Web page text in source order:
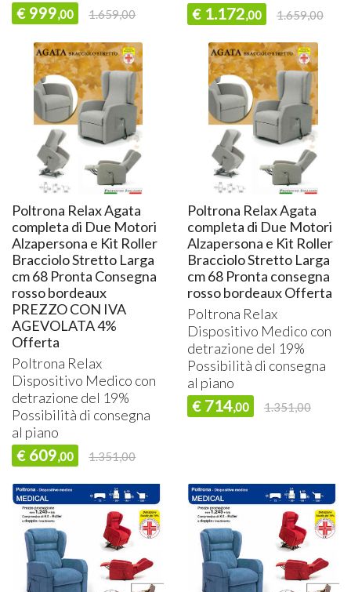
€ 999,00 1.659,00
€ 1.172,00 1.659,00
Poltrona Relax Agata
completa di Due Motori
Alzapersona e Kit Roller
Bracciolo Stretto Larga
cm 68 Pronta Consegna
rosso bordeaux
PREZZO CON IVA
AGEVOLATA 4%
Offerta
Poltrona Relax
Dispositivo Medico con
detrazione del 19%
Possibilità di consegna
al piano
€ 609,00 1.351,00
Poltrona Relax Agata
completa di Due Motori
Alzapersona e Kit Roller
Bracciolo Stretto Larga
cm 68 Pronta consegna
rosso bordeaux Offerta
Poltrona Relax
Dispositivo Medico con
detrazione del 19%
Possibilità di consegna
al piano
€ 714,00 1.351,00